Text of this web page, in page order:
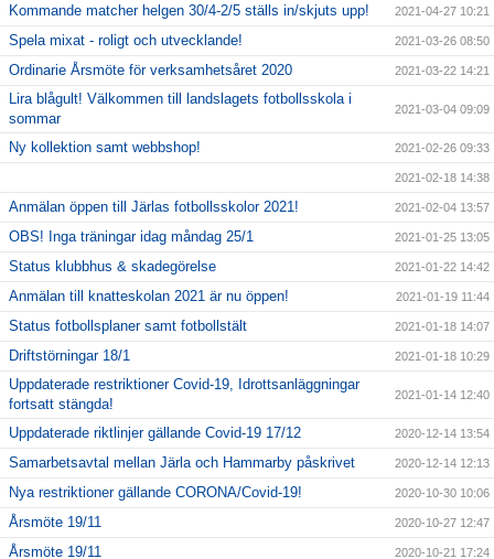
Kommande matcher helgen 30/4-2/5 ställs in/skjuts upp! 2021-04-27 10:21
Spela mixat - roligt och utvecklande! 2021-03-26 08:50
Ordinarie Årsmöte för verksamhetsåret 2020 2021-03-22 14:21
Lira blågult! Välkommen till landslagets fotbollsskola i
sommar
2021-03-04 09:09
Ny kollektion samt webbshop! 2021-02-26 09:33
2021-02-18 14:38
Anmälan öppen till Järlas fotbollsskolor 2021! 2021-02-04 13:57
OBS! Inga träningar idag måndag 25/1 2021-01-25 13:05
Status klubbhus & skadegörelse 2021-01-22 14:42
Anmälan till knatteskolan 2021 är nu öppen! 2021-01-19 11:44
Status fotbollsplaner samt fotbollstält 2021-01-18 14:07
Driftstörningar 18/1 2021-01-18 10:29
Uppdaterade restriktioner Covid-19, Idrottsanläggningar
fortsatt stängda!
2021-01-14 12:40
Uppdaterade riktlinjer gällande Covid-19 17/12 2020-12-14 13:54
Samarbetsavtal mellan Järla och Hammarby påskrivet 2020-12-14 12:13
Nya restriktioner gällande CORONA/Covid-19! 2020-10-30 10:06
Årsmöte 19/11 2020-10-27 12:47
Årsmöte 19/11 2020-10-21 17:24